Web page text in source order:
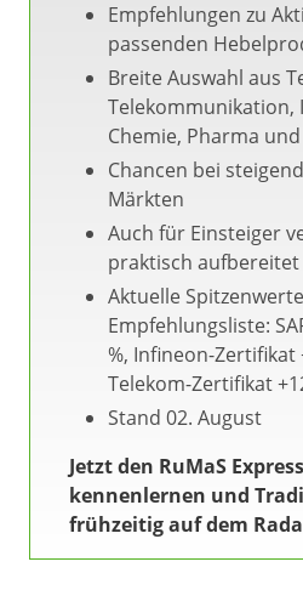
Empfehlungen zu
passenden
Breite Auswahl aus
Telekommunikation,
Chemie, Pharma
Chancen bei
Märkten
Auch für Einsteiger
praktisch aufbereitet
Aktuelle
Empfehlungsliste:
%, Infineon-Zertifikat
Telekom-Zertifikat
Stand 02. August
Jetzt den RuMaS
kennenlernen und
frühzeitig auf dem